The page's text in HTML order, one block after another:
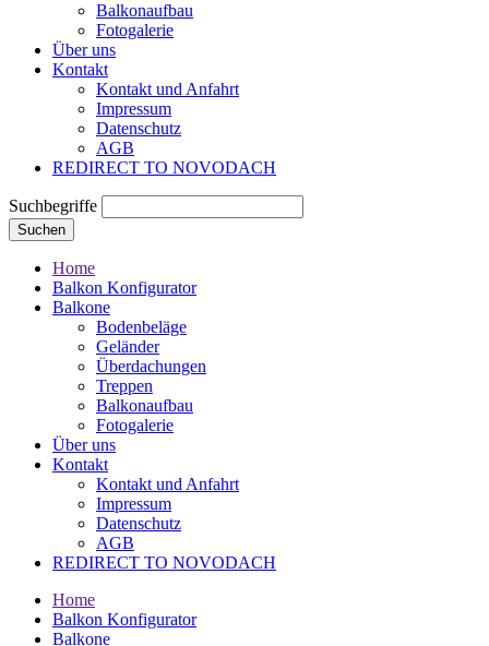
Balkonaufbau
Fotogalerie
Über uns
Kontakt
Kontakt und Anfahrt
Impressum
Datenschutz
AGB
REDIRECT TO NOVODACH
Suchbegriffe
Suchen
Home
Balkon Konfigurator
Balkone
Bodenbeläge
Geländer
Überdachungen
Treppen
Balkonaufbau
Fotogalerie
Über uns
Kontakt
Kontakt und Anfahrt
Impressum
Datenschutz
AGB
REDIRECT TO NOVODACH
Home
Balkon Konfigurator
Balkone